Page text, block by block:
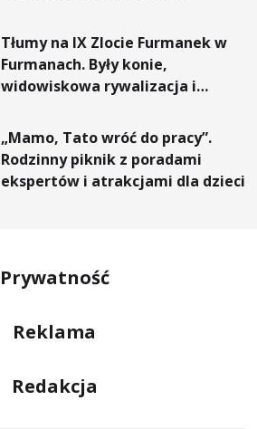
Tłumy na IX Zlocie Furmanek w
Furmanach. Były konie,
widowiskowa rywalizacja i
„Mamo, Tato wróć do pracy”.
Rodzinny piknik z poradami
ekspertów i atrakcjami dla dzieci
Prywatność
Reklama
Redakcja